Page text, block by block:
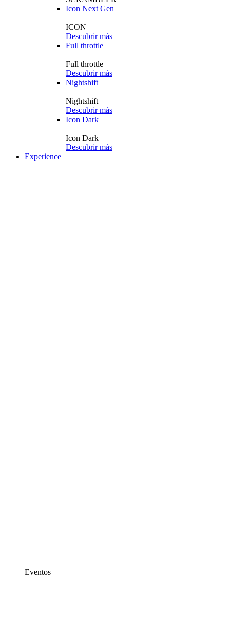
Icon Next Gen
ICON
Descubrir más
Full throttle
Full throttle
Descubrir más
Nightshift
Nightshift
Descubrir más
Icon Dark
Icon Dark
Descubrir más
Experience
Eventos